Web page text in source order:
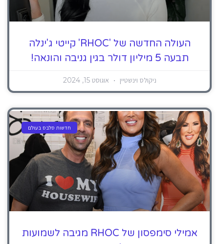
העולה החדשה של 'RHOC' קייטי ג'ינלה
תבעה 5 מיליון דולר בגין גניבה והונאה!
ניקולס וינשטיין אוגוסט 15, 2024
חדשות סלבס בעולם
אמילי סימפסון של RHOC מגיבה לשמועות